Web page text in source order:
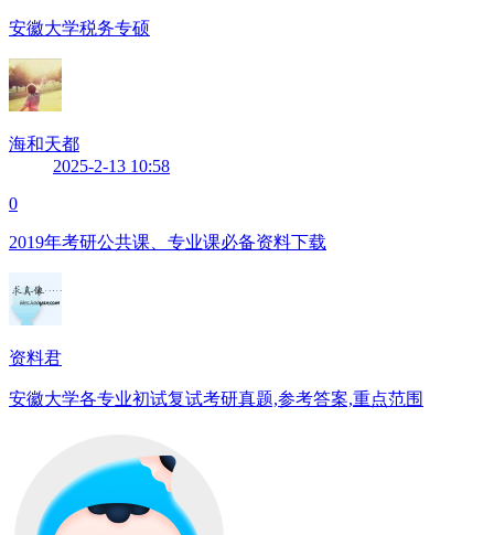
安徽大学税务专硕
海和天都
2025-2-13 10:58
0
2019年考研公共课、专业课必备资料下载
资料君
安徽大学各专业初试复试考研真题,参考答案,重点范围